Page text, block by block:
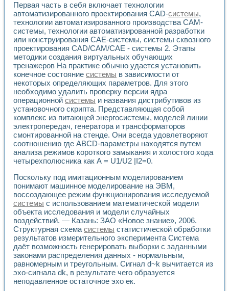
Применение LabVIEW при разработке обучающих
Разработка виртуальных тренажеров путем
Система блокировок, сигнализации и защиты ускорителя
Система сбора данных и управления процессом
Управление температурой газовой среды специальной
Разработка программного обеспечения с
Использование технологий NATIONAL INSTRUMENTS
Оборудование для промышленной термотрансферной
Автоматизация реометрических исследований на базе
Применение измерителя иммитанса для исследова¬ния
Исследование электромагнитных переходных процессов
Стенд для исследования электрических переходных
Автоматизация контроля сварных швов на базе
Измерительный контроль с применением
Моделирование надежности и эффективности систем
Лабораторные практикумы и учебные стенды
Автоматизация лабораторного стенда по измерению
Виртуальный прибор для исследования нелинейных
Использование виртуальных приборов в процесе
Использование программ ELECTRONICS WORKBENCH-
Лабораторный практикум по дисциплине «Цифровые
Лабораторный практикум по ИНС на основе LabVIEW
Лабораторный практикум по основам теории коммутации
Опыт использования NI LabVIEW для создания
Применение LabVIEW для исследования течения в
Создание виртуальной работы «Изучение магнитных
Обратный маятник
Устройство для изучения основ интерфейсов обмена по
Лабораторный практикум: изучение адиабатического
Первая часть в себя включает технологии
автоматизированного проектирования CAD-системы,
технологии автоматизированного производства САМ-
системы, технологии автоматизированной разработки
или конструирования САЕ-системы, системы сквозного
проектирования CAD/CAM/CAE - системы 2. Этапы
методики создания виртуальных обучающих
тренажеров На практике обычно удается установить
конечное состояние системы в зависимости от
некоторых определяющих параметров. Для этого
необходимо удалить проверку версии ядра
операционной системы и названия дистрибутивов из
установочного скрипта. Представляющая собой
комплекс из питающей энергосистемы, моделей линии
электропередач, генератора и трансформаторов
смонтированной на стенде. Они всегда удовлетворяют
соотношению где ABCD-параметры находятся путем
анализа режимов короткого замыкания и холостого хода
четырехполюсника как А = U1/U2 |I2=0.
Поскольку под имитационным моделированием
понимают машинное моделирование на ЭВМ,
воссоздающее режим функционирования исследуемой
системы с использованием математической модели
объекта исследования и модели случайных
воздействий. — Казань: ЗАО «Новое знание», 2006.
Структурная схемасистемы статистической обработки
результатов измерительного эксперимента Система
даёт возможность генерировать выборки с заданными
законами распределения данных - нормальным,
равномерным и треугольным. Сигнал d~k вычитается из
эхо-сигнала dk, в результате чего образуется
неподавленное остаточное эхо ек.